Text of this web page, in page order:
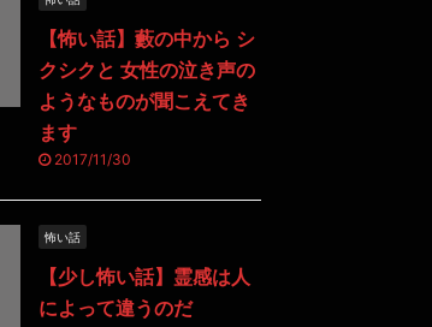
【怖い話】藪の中から シ
クシクと 女性の泣き声の
ようなものが聞こえてき
ます
2017/11/30
怖い話
【少し怖い話】霊感は人
によって違うのだ